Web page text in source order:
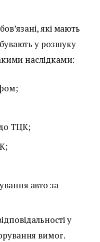
які мають
у розшуку
наслідками:
ТЦК;
авто за
у
вимог.